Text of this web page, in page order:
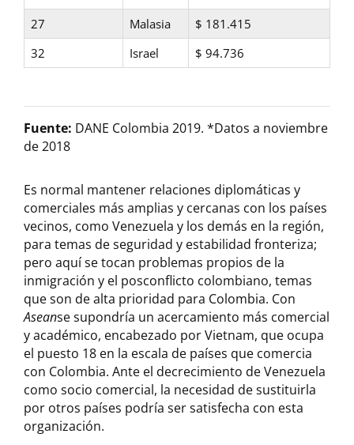
27
Malasia
$ 181.415
32
Israel $ 94.736
Fuente: DANE Colombia 2019. *Datos a noviembre
de 2018
Es normal mantener relaciones diplomáticas y
comerciales más amplias y cercanas con los países
vecinos, como Venezuela y los demás en la región,
para temas de seguridad y estabilidad fronteriza;
pero aquí se tocan problemas propios de la
inmigración y el posconflicto colombiano, temas
que son de alta prioridad para Colombia. Con
Aseanse supondría un acercamiento más comercial
y académico, encabezado por Vietnam, que ocupa
el puesto 18 en la escala de países que comercia
con Colombia. Ante el decrecimiento de Venezuela
como socio comercial, la necesidad de sustituirla
por otros países podría ser satisfecha con esta
organización.